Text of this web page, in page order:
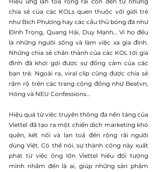
chia sẻ của các KOLs quen thuộc với giới trẻ
như Bích Phương hay các cầu thủ bóng đá như
Đình Trọng, Quang Hải, Duy Mạnh… Vì họ đều
là những người sống và làm việc xa gia đình.
Những chia sẻ chân thành của các KOL tới gia
đình đã khơi gợi được sự đồng cảm của các
bạn trẻ. Ngoài ra, viral clip cũng được chia sẻ
rầm rộ trên các trang cộng đồng như Beatvn,
Hóng và NEU Confessions…
Hiệu quả từ việc truyền thông đa nền tảng của
Viettel đã tạo ra một chiến dịch marketing khó
quên, kết nối và lan toả đến rộng rãi người
dùng Việt. Có thể nói, sự thành công này xuất
phát từ việc ông lớn Viettel hiểu đối tượng
mình nhắm đến là ai, giúp những sản phẩm